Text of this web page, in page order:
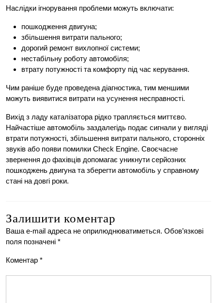
Наслідки ігнорування проблеми можуть включати:
пошкодження двигуна;
збільшення витрати пального;
дорогий ремонт вихлопної системи;
нестабільну роботу автомобіля;
втрату потужності та комфорту під час керування.
Чим раніше буде проведена діагностика, тим меншими
можуть виявитися витрати на усунення несправності.
Вихід з ладу каталізатора рідко трапляється миттєво.
Найчастіше автомобіль заздалегідь подає сигнали у вигляді
втрати потужності, збільшення витрати пального, сторонніх
звуків або появи помилки Check Engine. Своєчасне
звернення до фахівців допомагає уникнути серйозних
пошкоджень двигуна та зберегти автомобіль у справному
стані на довгі роки.
Залишити коментар
Ваша e-mail адреса не оприлюднюватиметься. Обов’язкові
поля позначені *
Коментар *